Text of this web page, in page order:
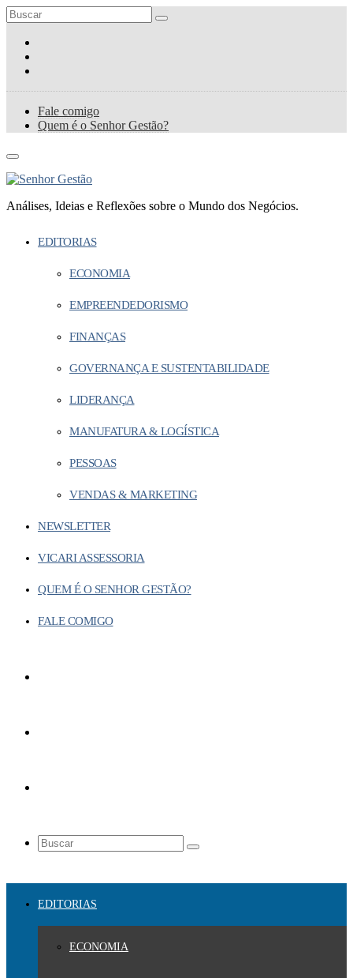
Fale comigo
Quem é o Senhor Gestão?
Análises, Ideias e Reflexões sobre o Mundo dos Negócios.
EDITORIAS
ECONOMIA
EMPREENDEDORISMO
FINANÇAS
GOVERNANÇA E SUSTENTABILIDADE
LIDERANÇA
MANUFATURA & LOGÍSTICA
PESSOAS
VENDAS & MARKETING
NEWSLETTER
VICARI ASSESSORIA
QUEM É O SENHOR GESTÃO?
FALE COMIGO
EDITORIAS
ECONOMIA